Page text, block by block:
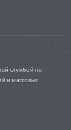
службой по
и массовых